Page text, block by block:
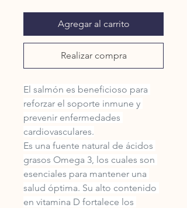
Agregar al carrito
Realizar compra
El salmón es beneficioso para
reforzar el soporte inmune y
prevenir enfermedades
cardiovasculares.
Es una fuente natural de ácidos
grasos Omega 3, los cuales son
esenciales para mantener una
salud óptima. Su alto contenido
en vitamina D fortalece los